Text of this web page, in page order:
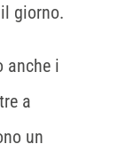
giorno.
anche i
a
un